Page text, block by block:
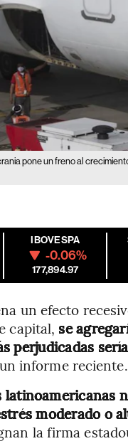
pone un freno al
IBOVESPA
-0.06%
177,894.97
un efecto
capital, se
perjudicadas
informe reciente.
latinoamericanas
moderado o
la firma